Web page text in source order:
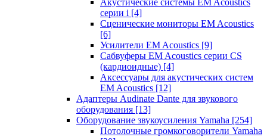
Акустические системы EM Acoustics
серии i [4]
Сценические мониторы EM Acoustics
[6]
Усилители EM Acoustics [9]
Сабвуферы EM Acoustics серии CS
(кардиоидные) [4]
Аксессуары для акустических систем
EM Acoustics [12]
Адаптеры Audinate Dante для звукового
оборудования [13]
Оборудование звукоусиления Yamaha [254]
Потолочные громкоговорители Yamaha